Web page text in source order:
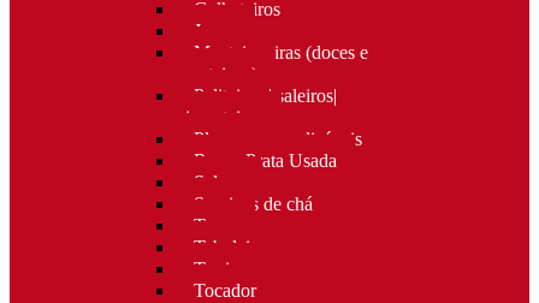
Galheteiros
Jarras
Manteigueiras (doces e
manteigas)
Paliteiros | saleiros|
pimenteiros
Placas personalizáveis
Rocas Prata Usada
Salvas
Serviços de chá
Taças
Tabuleiros
Terrinas
Tocador